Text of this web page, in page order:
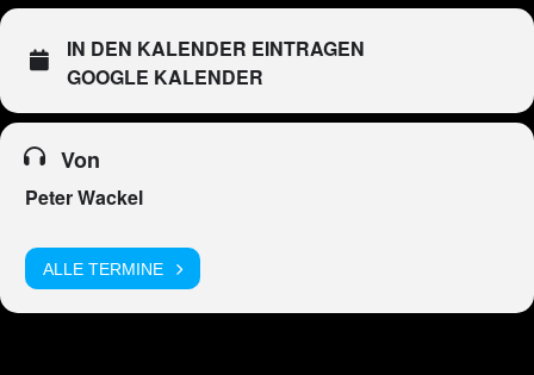
IN DEN KALENDER EINTRAGEN
GOOGLE KALENDER
Von
Peter Wackel
ALLE TERMINE